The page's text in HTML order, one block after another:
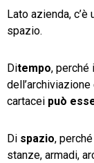
Lato azienda,
spazio.
Ditempo, perché
cartacei può
Di spazio,
stanze, armadi,